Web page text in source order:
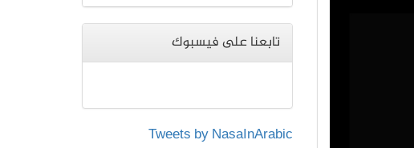
تابعنا على فيسبوك
Tweets by NasaInArabic